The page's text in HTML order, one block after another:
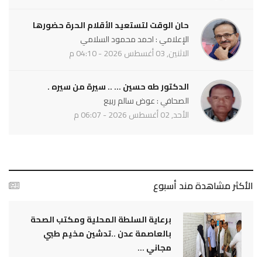
حان الوقت لتستعيد الأقلام الحرة حضورها
الإعلامي : احمد محمود السلامي
الاثنين, 03 أغسطس 2026 - 04:10 م
الدكتور طه حسين ... .. سيرة من سيره .
الصحافي : عوض سالم ربيع
الأحد, 02 أغسطس 2026 - 06:07 م
الأكثر مشاهدة مند أسبوع
برعاية السلطة المحلية ومكتب الصحة
بالعاصمة عدن ..تدشين مخيم طبي
مجاني ...